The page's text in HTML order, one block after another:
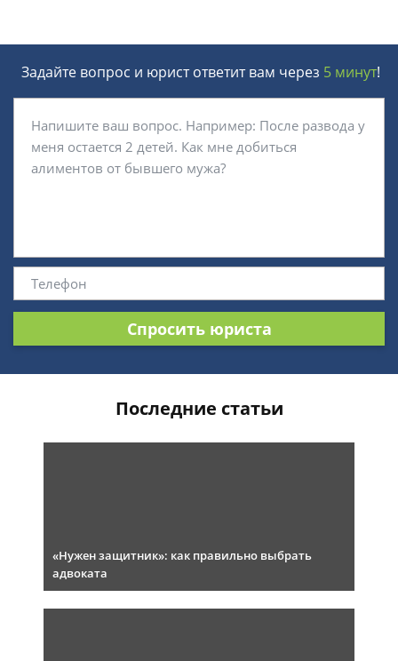
Задайте вопрос и юрист ответит вам через 5 минут!
Спросить юриста
Последние статьи
«Нужен защитник»: как правильно выбрать
адвоката